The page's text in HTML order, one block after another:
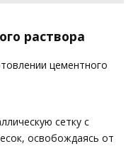
раствора
цементного
сетку с
освобождаясь от